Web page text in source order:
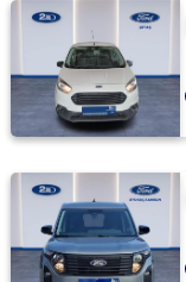
TOYOTA
TRAKTÖR
VOLKSWAGEN
VOLVO